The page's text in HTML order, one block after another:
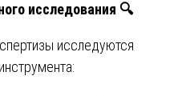
исследования 🔍
исследуются